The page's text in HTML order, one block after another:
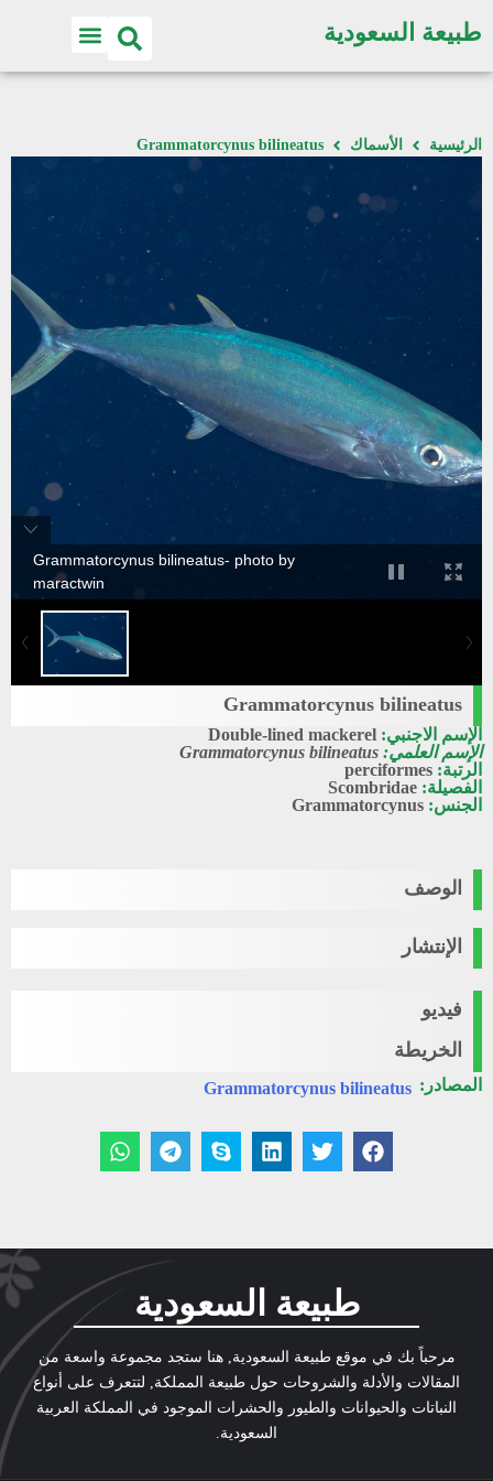
طبيعة السعودية
الرئيسية الأسماك Grammatorcynus bilineatus
Grammatorcynus bilineatus- photo by
maractwin
Grammatorcynus bilineatus
الإسم الاجنبي: Double-lined mackerel
الإسم العلمي: Grammatorcynus bilineatus
الرتبة: perciformes
الفصيلة: Scombridae
الجنس: Grammatorcynus
الوصف
الإنتشار
فيديو
الخريطة
المصادر: Grammatorcynus bilineatus
طبيعة السعودية
مرحباً بك في موقع طبيعة السعودية, هنا ستجد مجموعة واسعة من
المقالات والأدلة والشروحات حول طبيعة المملكة, لتتعرف على أنواع
النباتات والحيوانات والطيور والحشرات الموجود في المملكة العربية
السعودية.